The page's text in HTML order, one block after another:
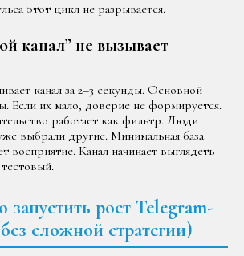
этот цикл не разрывается.
канал” не вызывает
канал за 2–3 секунды. Основной
их мало, доверие не формируется.
работает как фильтр. Люди
выбрали другие. Минимальная база
восприятие. Канал начинает выглядеть
запустить рост Telegram-
сложной стратегии)